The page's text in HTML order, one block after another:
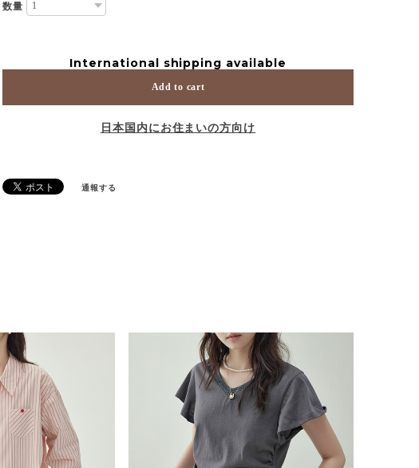
数量
International shipping available
Add to cart
日本国内にお住まいの方向け
通報する